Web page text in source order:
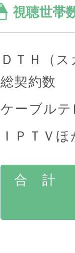
視聴世帯
ＤＴＨ（
総契約数
ケーブル
ＩＰＴＶ
合 計